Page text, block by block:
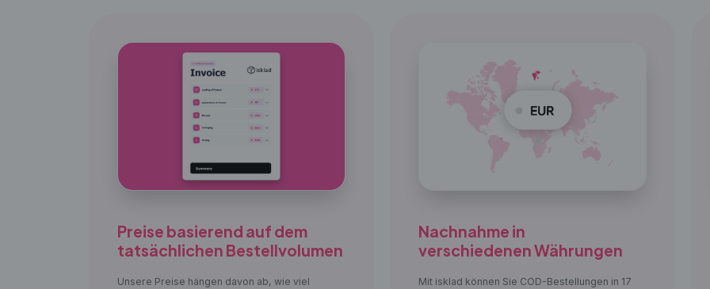
Preise basierend auf dem
tatsächlichen Bestellvolumen
Unsere Preise hängen davon ab, wie viel
Nachnahme in
verschiedenen Währungen
Mit isklad können Sie COD-Bestellungen in 17